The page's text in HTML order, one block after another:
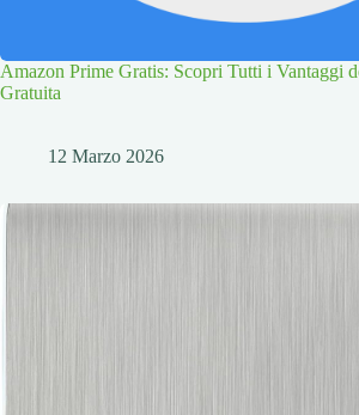
Amazon Prime Gratis: Scopri Tutti i Vantaggi
Gratuita
12 Marzo 2026